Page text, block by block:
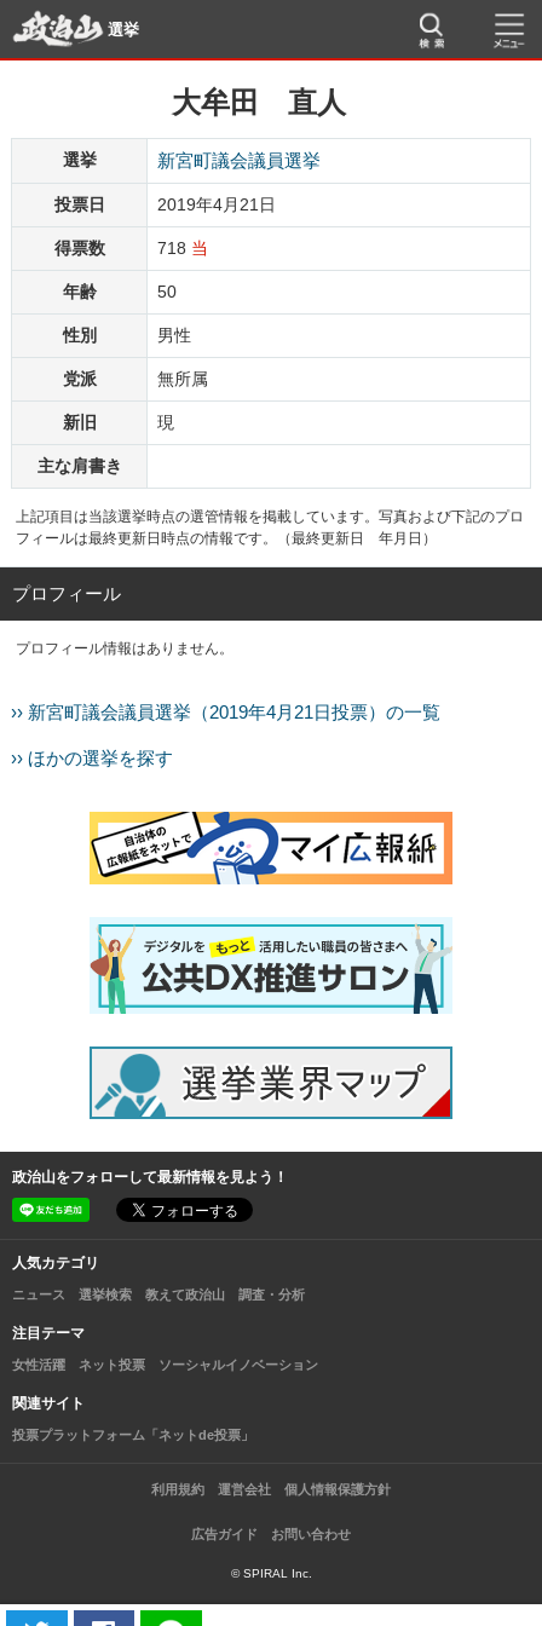
選挙
大牟田 直人
選挙 新宮町議会議員選挙
投票日 2019年4月21日
得票数 718 当
年齢 50
性別 男性
党派 無所属
新旧 現
主な肩書き
上記項目は当該選挙時点の選管情報を掲載しています。写真および下記のプロ
フィールは最終更新日時点の情報です。（最終更新日 年月日）
プロフィール
プロフィール情報はありません。
›› 新宮町議会議員選挙（2019年4月21日投票）の一覧
›› ほかの選挙を探す
政治山をフォローして最新情報を見よう！
人気カテゴリ
ニュース 選挙検索 教えて政治山 調査・分析
注目テーマ
女性活躍 ネット投票 ソーシャルイノベーション
関連サイト
投票プラットフォーム「ネットde投票」
利用規約 運営会社 個人情報保護方針
広告ガイド お問い合わせ
© SPIRAL Inc.